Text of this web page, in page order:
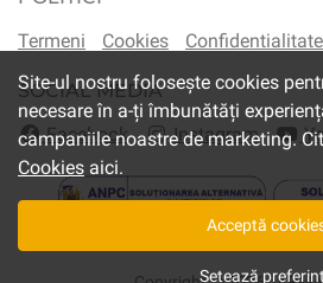
Termeni
Cookies Confidentialitate
SOCIAL MEDIA
Facebook
Instagram
Site-ul nostru folosește cookies
necesare în a-ți îmbunătăți
campaniile noastre de marketing.
Cookies aici.
Acceptă
Setează